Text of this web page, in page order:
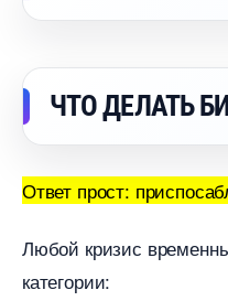
ЧТО ДЕЛАТЬ
Ответ прост:
Любой кризис
категории: